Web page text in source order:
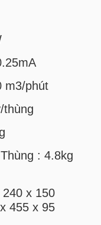
m3/phút
thùng
: 4.8kg
240 x 150
455 x 95